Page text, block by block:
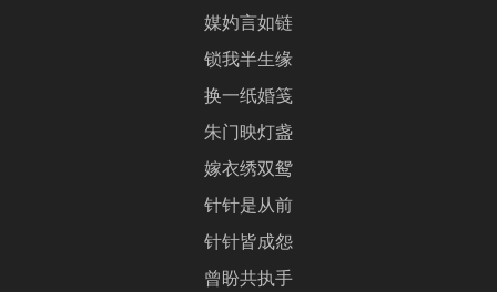
媒妁言如链
锁我半生缘
换一纸婚笺
朱门映灯盏
嫁衣绣双鸳
针针是从前
针针皆成怨
曾盼共执手